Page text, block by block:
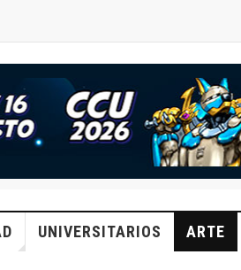
UNIVERSITARIOS ARTE